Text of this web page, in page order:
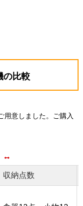
の比較
用意しました。ご購入
収納点数